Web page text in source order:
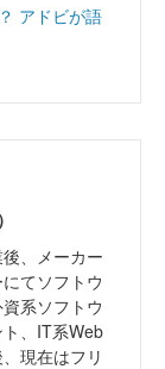
アドビが語
、メーカー
てソフトウ
系ソフトウ
、IT系Web
現在はフリ